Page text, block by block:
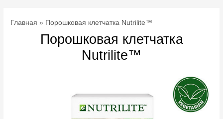
Главная Порошковая клетчатка Nutrilite™
Порошковая клетчатка
Nutrilite™